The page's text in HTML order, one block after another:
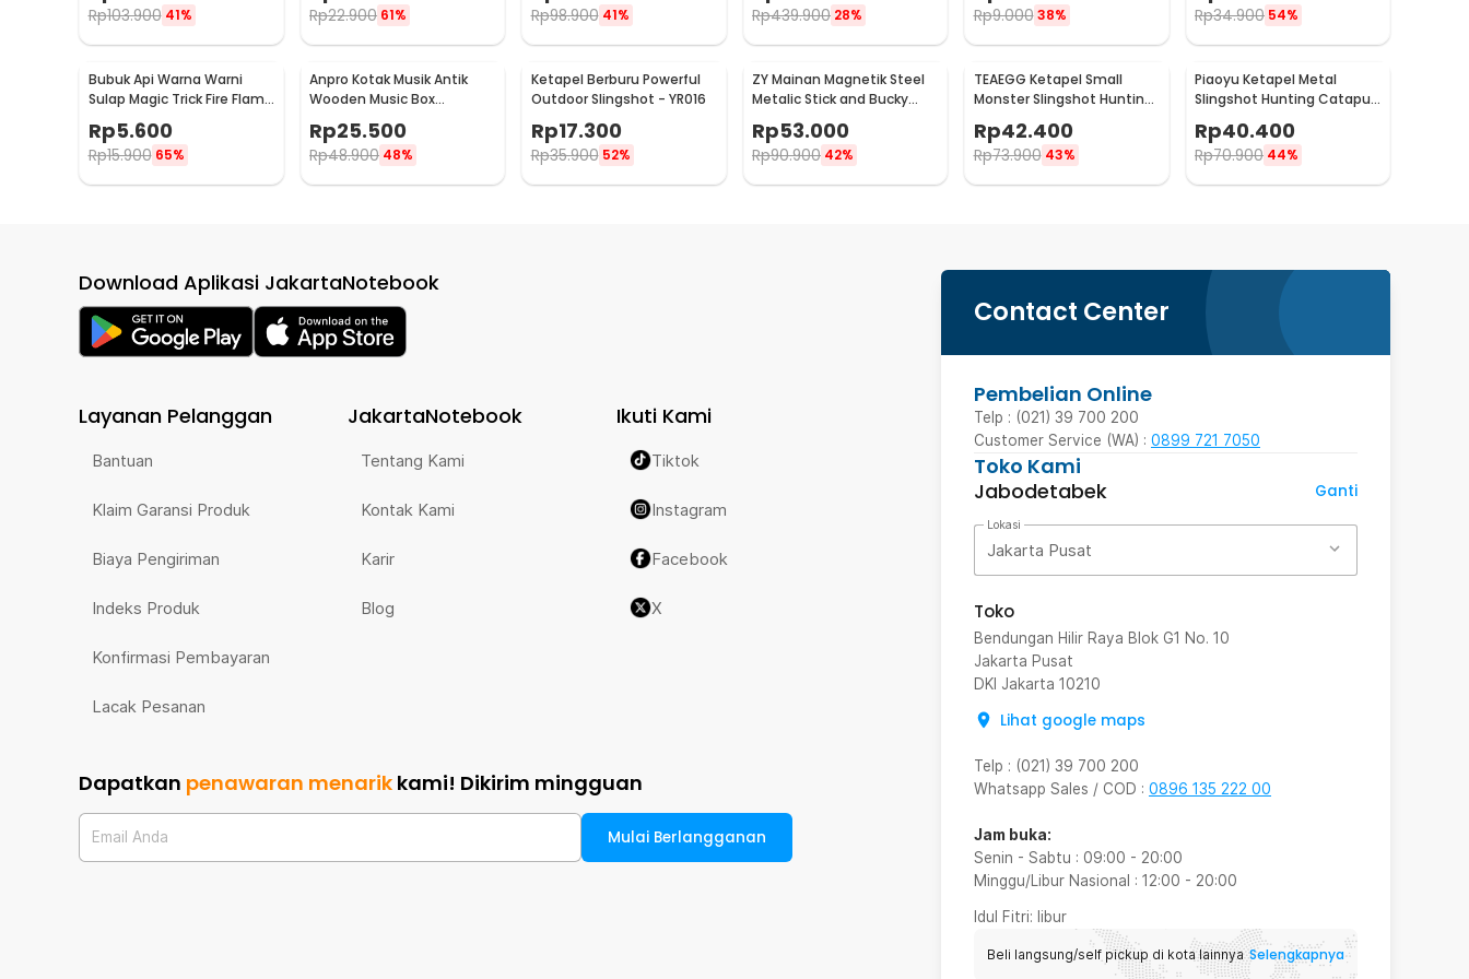
Rp103.900 41% Rp22.900 61% Rp98.900 41% Rp439.900 28% Rp9.000 38% Rp34.900 54%
Bubuk Api Warna Warni
Sulap Magic Trick Fire Flame
Powder 15g - YY064
Rp5.600
Rp15.900 65%
Anpro Kotak Musik Antik
Wooden Music Box
ADQ0194
Rp25.500
Rp48.900 48%
Ketapel Berburu Powerful
Outdoor Slingshot - YR016
Rp17.300
Rp35.900 52%
ZY Mainan Magnetik Steel
Metalic Stick and Bucky
Balls - 005
Rp53.000
Rp90.900 42%
TEAEGG Ketapel Small
Monster Slingshot Hunting
Rp42.400
Rp73.900 43%
Piaoyu Ketapel Metal
Slingshot Hunting Catapult
Rp40.400
Rp70.900 44%
Contact Center
Pembelian Online
Telp : (021) 39 700 200
Customer Service (WA) : 0899 721 7050
Toko Kami
Jabodetabek
Ganti
Lokasi
Jakarta Pusat
Toko
Bendungan Hilir Raya Blok G1 No. 10
Jakarta Pusat
DKI Jakarta 10210
Lihat google maps
Telp : (021) 39 700 200
Whatsapp Sales / COD : 0896 135 222 00
Jam buka:
Senin - Sabtu : 09:00 - 20:00
Minggu/Libur Nasional : 12:00 - 20:00
Idul Fitri: libur
Beli langsung/self pickup di kota lainnya Selengkapnya
Download Aplikasi JakartaNotebook
Layanan Pelanggan
Bantuan
Klaim Garansi Produk
Biaya Pengiriman
Indeks Produk
Konfirmasi Pembayaran
Lacak Pesanan
JakartaNotebook
Tentang Kami
Kontak Kami
Karir
Blog
Ikuti Kami
Tiktok
Instagram
Facebook
X
Dapatkan penawaran menarik kami! Dikirim mingguan
Email Anda Mulai Berlangganan